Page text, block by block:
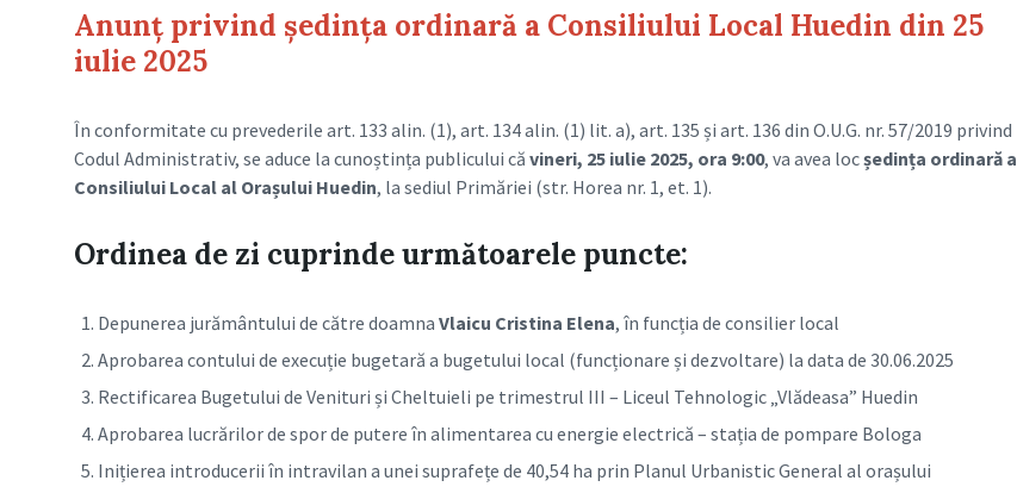
Anunț privind ședința ordinară a Consiliului Local Huedin din 25
iulie 2025
În conformitate cu prevederile art. 133 alin. (1), art. 134 alin. (1) lit. a), art. 135 și art. 136 din O.U.G. nr. 57/2019 privind
Codul Administrativ, se aduce la cunoștința publicului că vineri, 25 iulie 2025, ora 9:00, va avea locședința ordinară a
Consiliului Local al Orașului Huedin, la sediul Primăriei (str. Horea nr. 1, et. 1).
Ordinea de zi cuprinde următoarele puncte:
Depunerea jurământului de către doamna Vlaicu Cristina Elena, în funcția de consilier local
Aprobarea contului de execuție bugetară a bugetului local (funcționare și dezvoltare) la data de 30.06.2025
Rectificarea Bugetului de Venituri și Cheltuieli pe trimestrul III – Liceul Tehnologic „Vlădeasa” Huedin
Aprobarea lucrărilor de spor de putere în alimentarea cu energie electrică – stația de pompare Bologa
Inițierea introducerii în intravilan a unei suprafețe de 40,54 ha prin Planul Urbanistic General al orașului